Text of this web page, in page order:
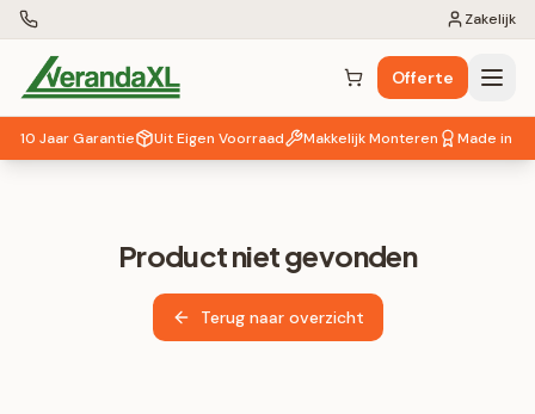
Zakelijk
Winkelwagen ( 0 items)
Offerte
10 Jaar Garantie Uit Eigen Voorraad Makkelijk Monteren Made in EU
Product niet gevonden
Terug naar overzicht